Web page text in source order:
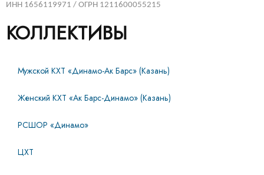
ИНН 1656119971 / ОГРН 1211600055215
КОЛЛЕКТИВЫ
Мужской КХТ «Динамо-Ак Барс» (Казань)
Женский КХТ «Ак Барс-Динамо» (Казань)
РСШОР «Динамо»
ЦХТ